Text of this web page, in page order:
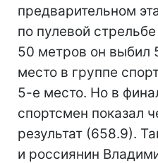
предварительном
по пулевой
50 метров он выбил
место в группе
5-е место. Но в
спортсмен показал
результат (658.9).
и россиянин